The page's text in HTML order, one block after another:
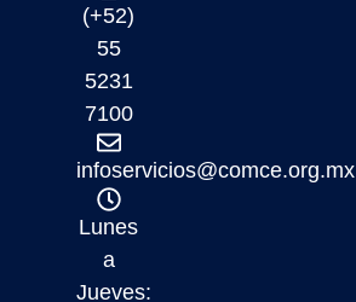
(+52)
55
5231
7100
infoservicios@comce.org.mx
Lunes
a
Jueves: